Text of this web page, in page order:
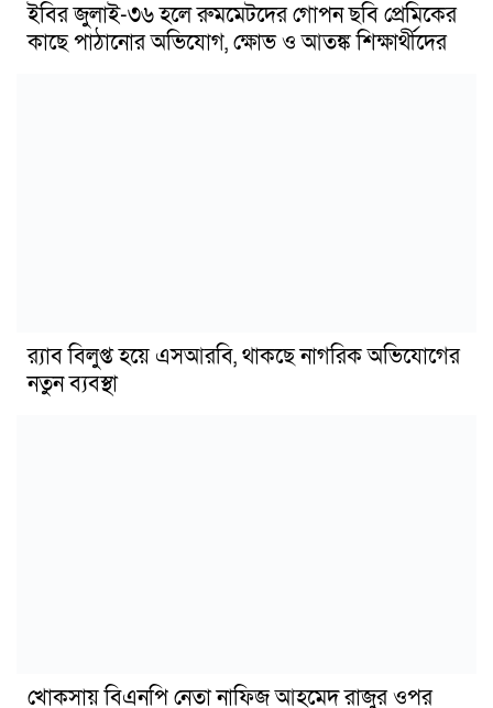
ইবির জুলাই-৩৬ হলে রুমমেটদের গোপন ছবি প্রেমিকের
কাছে পাঠানোর অভিযোগ, ক্ষোভ ও আতঙ্ক শিক্ষার্থীদের
র‍্যাব বিলুপ্ত হয়ে এসআরবি, থাকছে নাগরিক অভিযোগের
নতুন ব্যবস্থা
খোকসায় বিএনপি নেতা নাফিজ আহমেদ রাজুর ওপর